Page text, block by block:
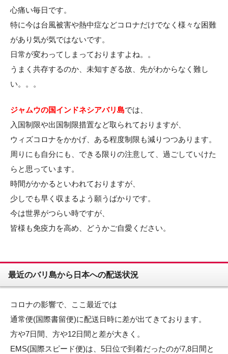
心痛い毎日です。
特に今は台風被害や熱中症などコロナだけでなく様々な困難
があり気が気ではないです。
日常が変わってしまっておりますよね。。
うまく共存するのか、未知すぎる故、先がわからなく難し
い。。。
ジャムウの国インドネシアバリ島では、
入国制限や出国制限措置など取られておりますが、
ウィズコロナをかかげ、ある程度制限も減りつつあります。
周りにも自分にも、できる限りの注意して、過ごしていけた
らと思っています。
時間がかかるといわれておりますが、
少しでも早く収まるよう願うばかりです。
今は世界がつらい時ですが、
皆様も免疫力を高め、どうかご自愛ください。
最近のバリ島から日本への配送状況
コロナの影響で、ここ最近では
通常便(国際書留便)に配送日時に差が出てきております。
方や7日間、方や12日間と差が大きく。
EMS(国際スピード便)は、5日位で到着だったのが7,8日間と